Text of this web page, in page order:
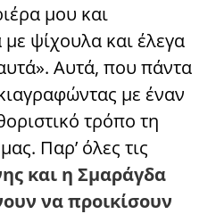
μου και
ψίχουλα και έλεγα
Αυτά, που πάντα
με έναν
τρόπο τη
Παρ’ όλες τις
και η Σμαράγδα
να προικίσουν